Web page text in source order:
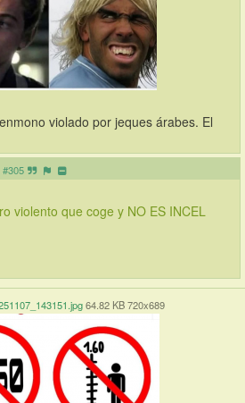
violado por jeques árabes. El
#305
violento que coge y NO ES INCEL
64.82 KB 720x689